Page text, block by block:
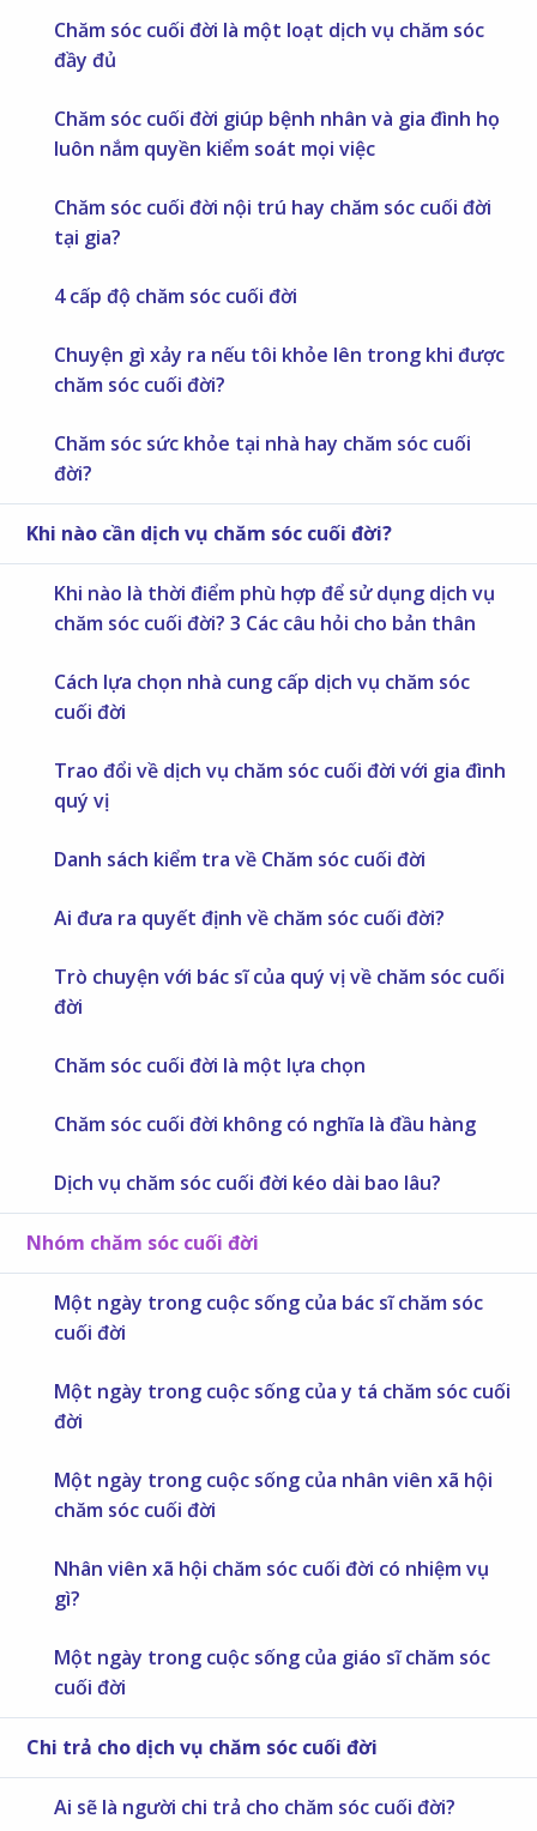
Chăm sóc cuối đời là một loạt dịch vụ chăm sóc
đầy đủ
Chăm sóc cuối đời giúp bệnh nhân và gia đình họ
luôn nắm quyền kiểm soát mọi việc
Chăm sóc cuối đời nội trú hay chăm sóc cuối đời
tại gia?
4 cấp độ chăm sóc cuối đời
Chuyện gì xảy ra nếu tôi khỏe lên trong khi được
chăm sóc cuối đời?
Chăm sóc sức khỏe tại nhà hay chăm sóc cuối
đời?
Khi nào cần dịch vụ chăm sóc cuối đời?
Khi nào là thời điểm phù hợp để sử dụng dịch vụ
chăm sóc cuối đời? 3 Các câu hỏi cho bản thân
Cách lựa chọn nhà cung cấp dịch vụ chăm sóc
cuối đời
Trao đổi về dịch vụ chăm sóc cuối đời với gia đình
quý vị
Danh sách kiểm tra về Chăm sóc cuối đời
Ai đưa ra quyết định về chăm sóc cuối đời?
Trò chuyện với bác sĩ của quý vị về chăm sóc cuối
đời
Chăm sóc cuối đời là một lựa chọn
Chăm sóc cuối đời không có nghĩa là đầu hàng
Dịch vụ chăm sóc cuối đời kéo dài bao lâu?
Nhóm chăm sóc cuối đời
Một ngày trong cuộc sống của bác sĩ chăm sóc
cuối đời
Một ngày trong cuộc sống của y tá chăm sóc cuối
đời
Một ngày trong cuộc sống của nhân viên xã hội
chăm sóc cuối đời
Nhân viên xã hội chăm sóc cuối đời có nhiệm vụ
gì?
Một ngày trong cuộc sống của giáo sĩ chăm sóc
cuối đời
Chi trả cho dịch vụ chăm sóc cuối đời
Ai sẽ là người chi trả cho chăm sóc cuối đời?